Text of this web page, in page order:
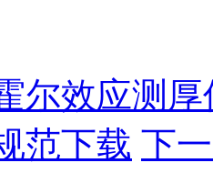
尔效应测
范下载 下